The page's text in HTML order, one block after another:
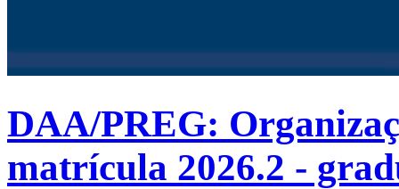
DAA/PREG:
matrícula 2026.2 -